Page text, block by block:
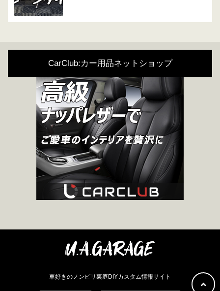
CarClub:カー用品ネットショップ
車好きのノンビリ裏庭DIYカスタム情報サイト